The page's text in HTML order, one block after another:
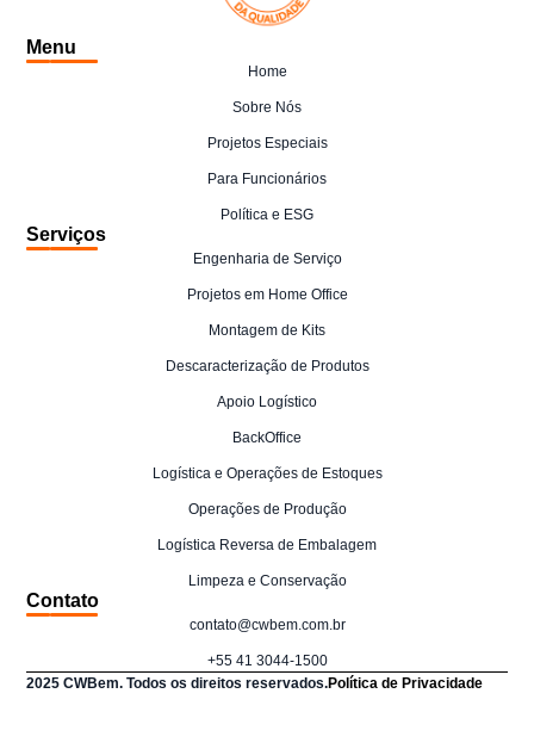
Menu
Home
Sobre Nós
Projetos Especiais
Para Funcionários
Política e ESG
Serviços
Engenharia de Serviço
Projetos em Home Office
Montagem de Kits
Descaracterização de Produtos
Apoio Logístico
BackOffice
Logística e Operações de Estoques
Operações de Produção
Logística Reversa de Embalagem
Limpeza e Conservação
Contato
contato@cwbem.com.br
+55 41 3044-1500
2025 CWBem. Todos os direitos reservados.Política de Privacidade